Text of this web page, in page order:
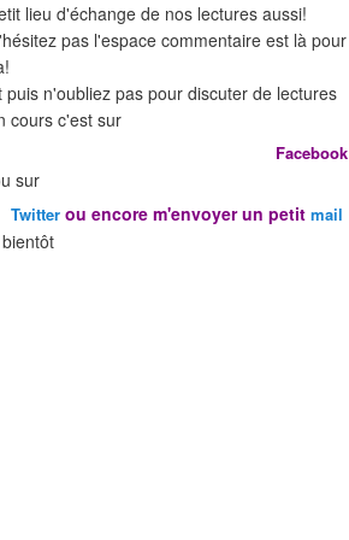
lieu d'échange de nos lectures aussi!
pas l'espace commentaire est là pour
puis n'oubliez pas pour discuter de lectures
cours c'est sur
Facebook
sur
Twitter ou encore m'envoyer un petit mail